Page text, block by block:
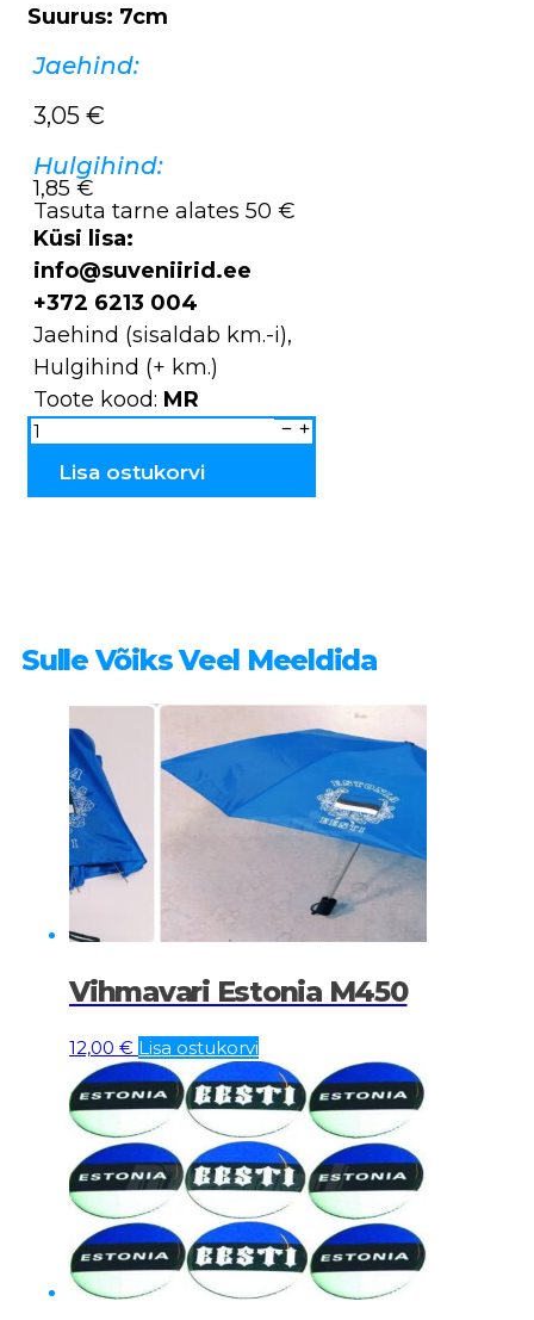
Suurus: 7cm
Jaehind:
3,05 €
Hulgihind:
1,85 €
Tasuta tarne alates 50 €
Küsi lisa:
info@suveniirid.ee
+372 6213 004
Jaehind (sisaldab km.-i),
Hulgihind (+ km.)
Toote kood: MR
Magnet
Anne
Rapla
kogusLisa ostukorvi
Sulle Võiks Veel Meeldida
Vihmavari Estonia M450
12,00 € Lisa ostukorvi